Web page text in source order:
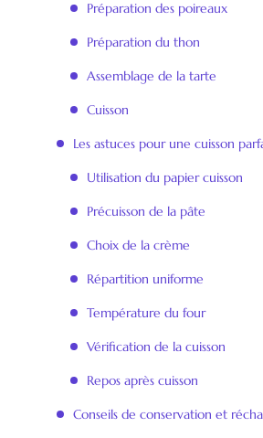
Préparation des poireaux
Préparation du thon
Assemblage de la tarte
Cuisson
Les astuces pour une cuisson
Utilisation du papier cuisson
Précuisson de la pâte
Choix de la crème
Répartition uniforme
Température du four
Vérification de la cuisson
Repos après cuisson
Conseils de conservation et